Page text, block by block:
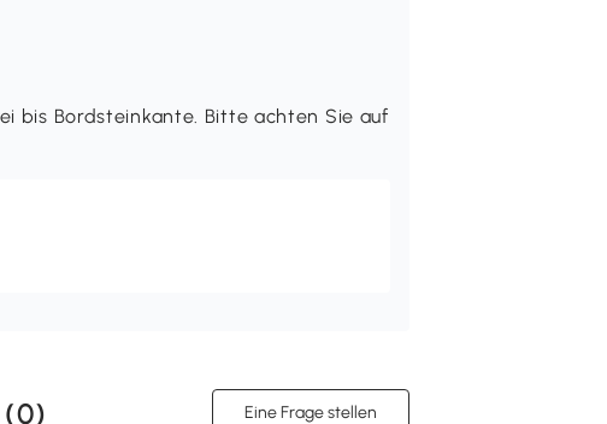
bis Bordsteinkante. Bitte achten Sie auf
(0) Eine Frage stellen